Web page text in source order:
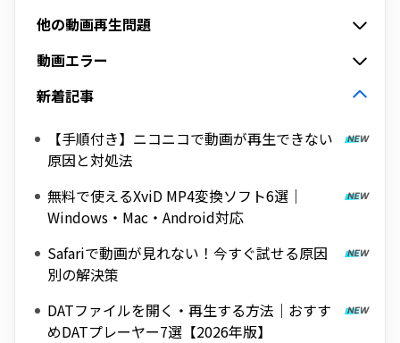
他の動画再生問題
動画エラー
新着記事
【手順付き】ニコニコで動画が再生できない
原因と対処法
無料で使えるXviD MP4変換ソフト6選｜
Windows・Mac・Android対応
Safariで動画が見れない！今すぐ試せる原因
別の解決策
DATファイルを開く・再生する方法｜おすす
めDATプレーヤー7選【2026年版】